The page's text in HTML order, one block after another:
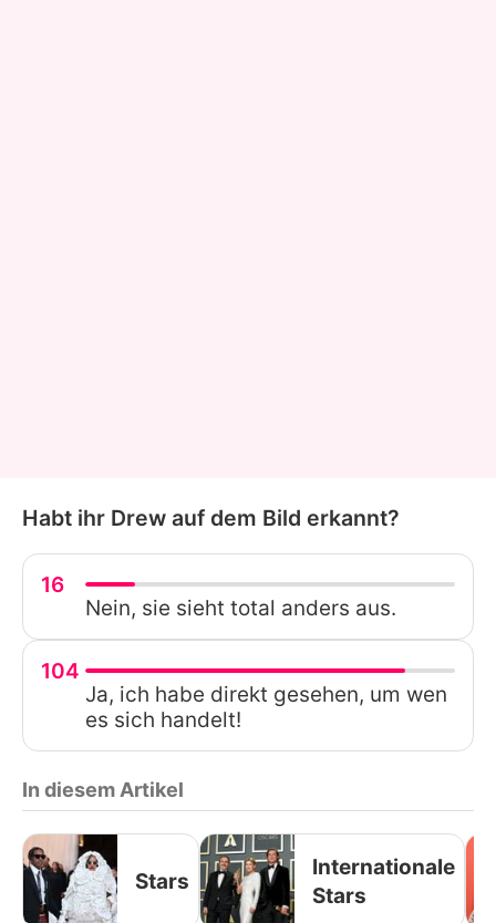
Habt ihr Drew auf dem Bild erkannt?
16
Nein, sie sieht total anders aus.
104
Ja, ich habe direkt gesehen, um wen
es sich handelt!
In diesem Artikel
Stars
Internationale
Stars